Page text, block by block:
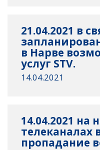
21.04.2021 в
в Нарве
услуг STV.
14.04.2021
14.04.2021 на
телеканалах
пропадание